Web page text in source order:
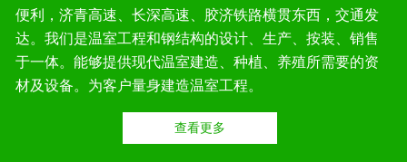
便利，济青高速、长深高速、胶济铁路横贯东西，交通发
达。我们是温室工程和钢结构的设计、生产、按装、销售
于一体。能够提供现代温室建造、种植、养殖所需要的资
材及设备。为客户量身建造温室工程。
查看更多